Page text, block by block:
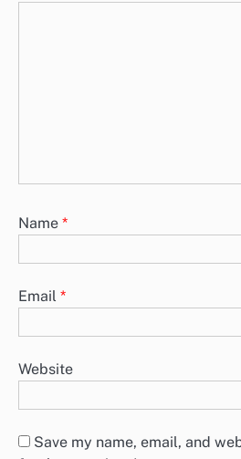
Name *
Email *
Website
Save my name, email, and